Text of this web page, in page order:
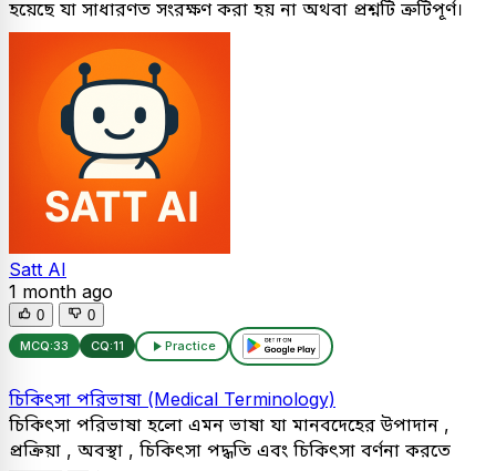
হয়েছে যা সাধারণত সংরক্ষণ করা হয় না অথবা প্রশ্নটি ত্রুটিপূর্ণ।
Satt AI
1 month ago
0 0
MCQ:33 CQ:11 Practice
চিকিৎসা পরিভাষা (Medical Terminology)
চিকিৎসা পরিভাষা হলো এমন ভাষা যা মানবদেহের উপাদান ,
প্রক্রিয়া , অবস্থা , চিকিৎসা পদ্ধতি এবং চিকিৎসা বর্ণনা করতে